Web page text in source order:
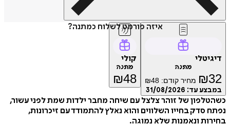
איזה פורמט לשלוח כמתנה?
₪ מחיר קודם: ₪48
עד:31/08/2026
₪ 48
של זוהר צלצל עם שיחה מחבר ילדות שמת לפני עשור,
סדק בחייו השלווים והוא נאלץ להתמודד עם זיכרונות,
ונאמנות שלא נמוגה.